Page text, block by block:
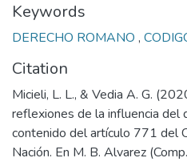
Keywords
DERECHO ROMANO ,
Citation
Micieli, L. L., & Vedia A. G.
reflexiones de la influencia del
contenido del artículo 771 del
Nación. En M. B. Alvarez